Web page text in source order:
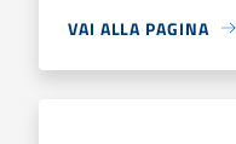
VAI ALLA PAGINA